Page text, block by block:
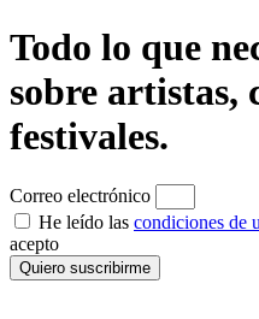
Todo lo que
sobre artistas,
festivales.
Correo electrónico
He leído las condiciones de
acepto
Quiero suscribirme